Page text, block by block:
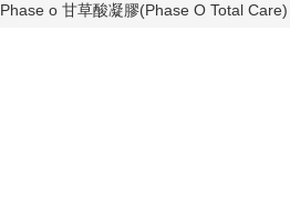
Phase o 甘草酸凝膠(Phase O Total Care)